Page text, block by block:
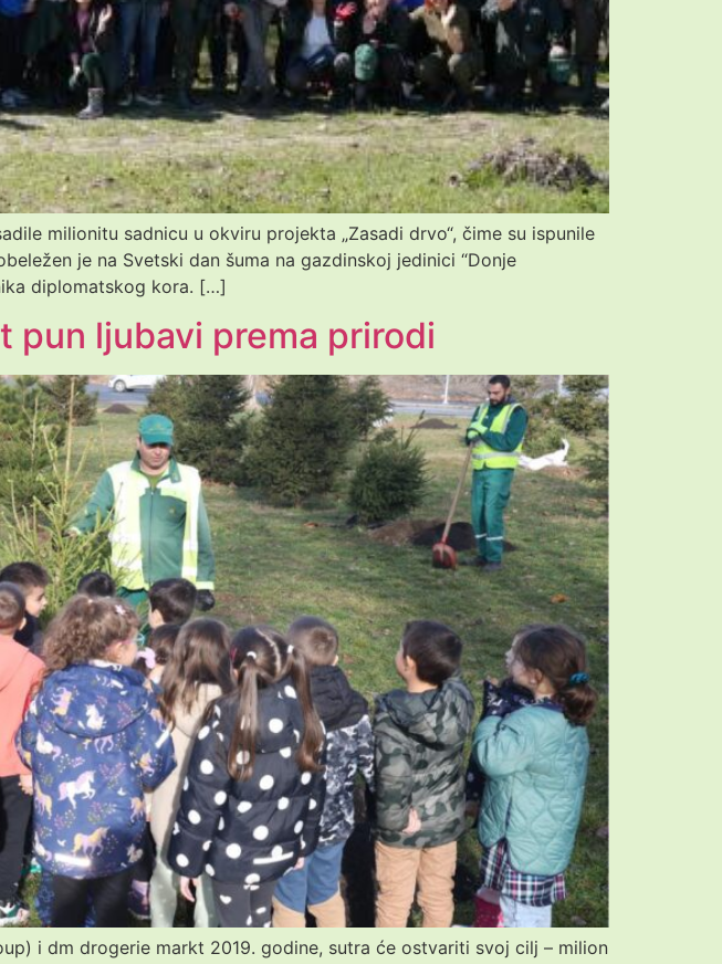
milionitu sadnicu u okviru projekta „Zasadi drvo“, čime su ispunile
je na Svetski dan šuma na gazdinskoj jedinici “Donje
diplomatskog kora. […]
pun ljubavi prema prirodi
i dm drogerie markt 2019. godine, sutra će ostvariti svoj cilj – milion